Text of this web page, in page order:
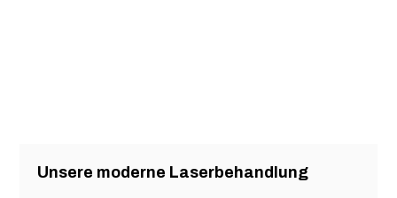
Unsere moderne Laserbehandlung